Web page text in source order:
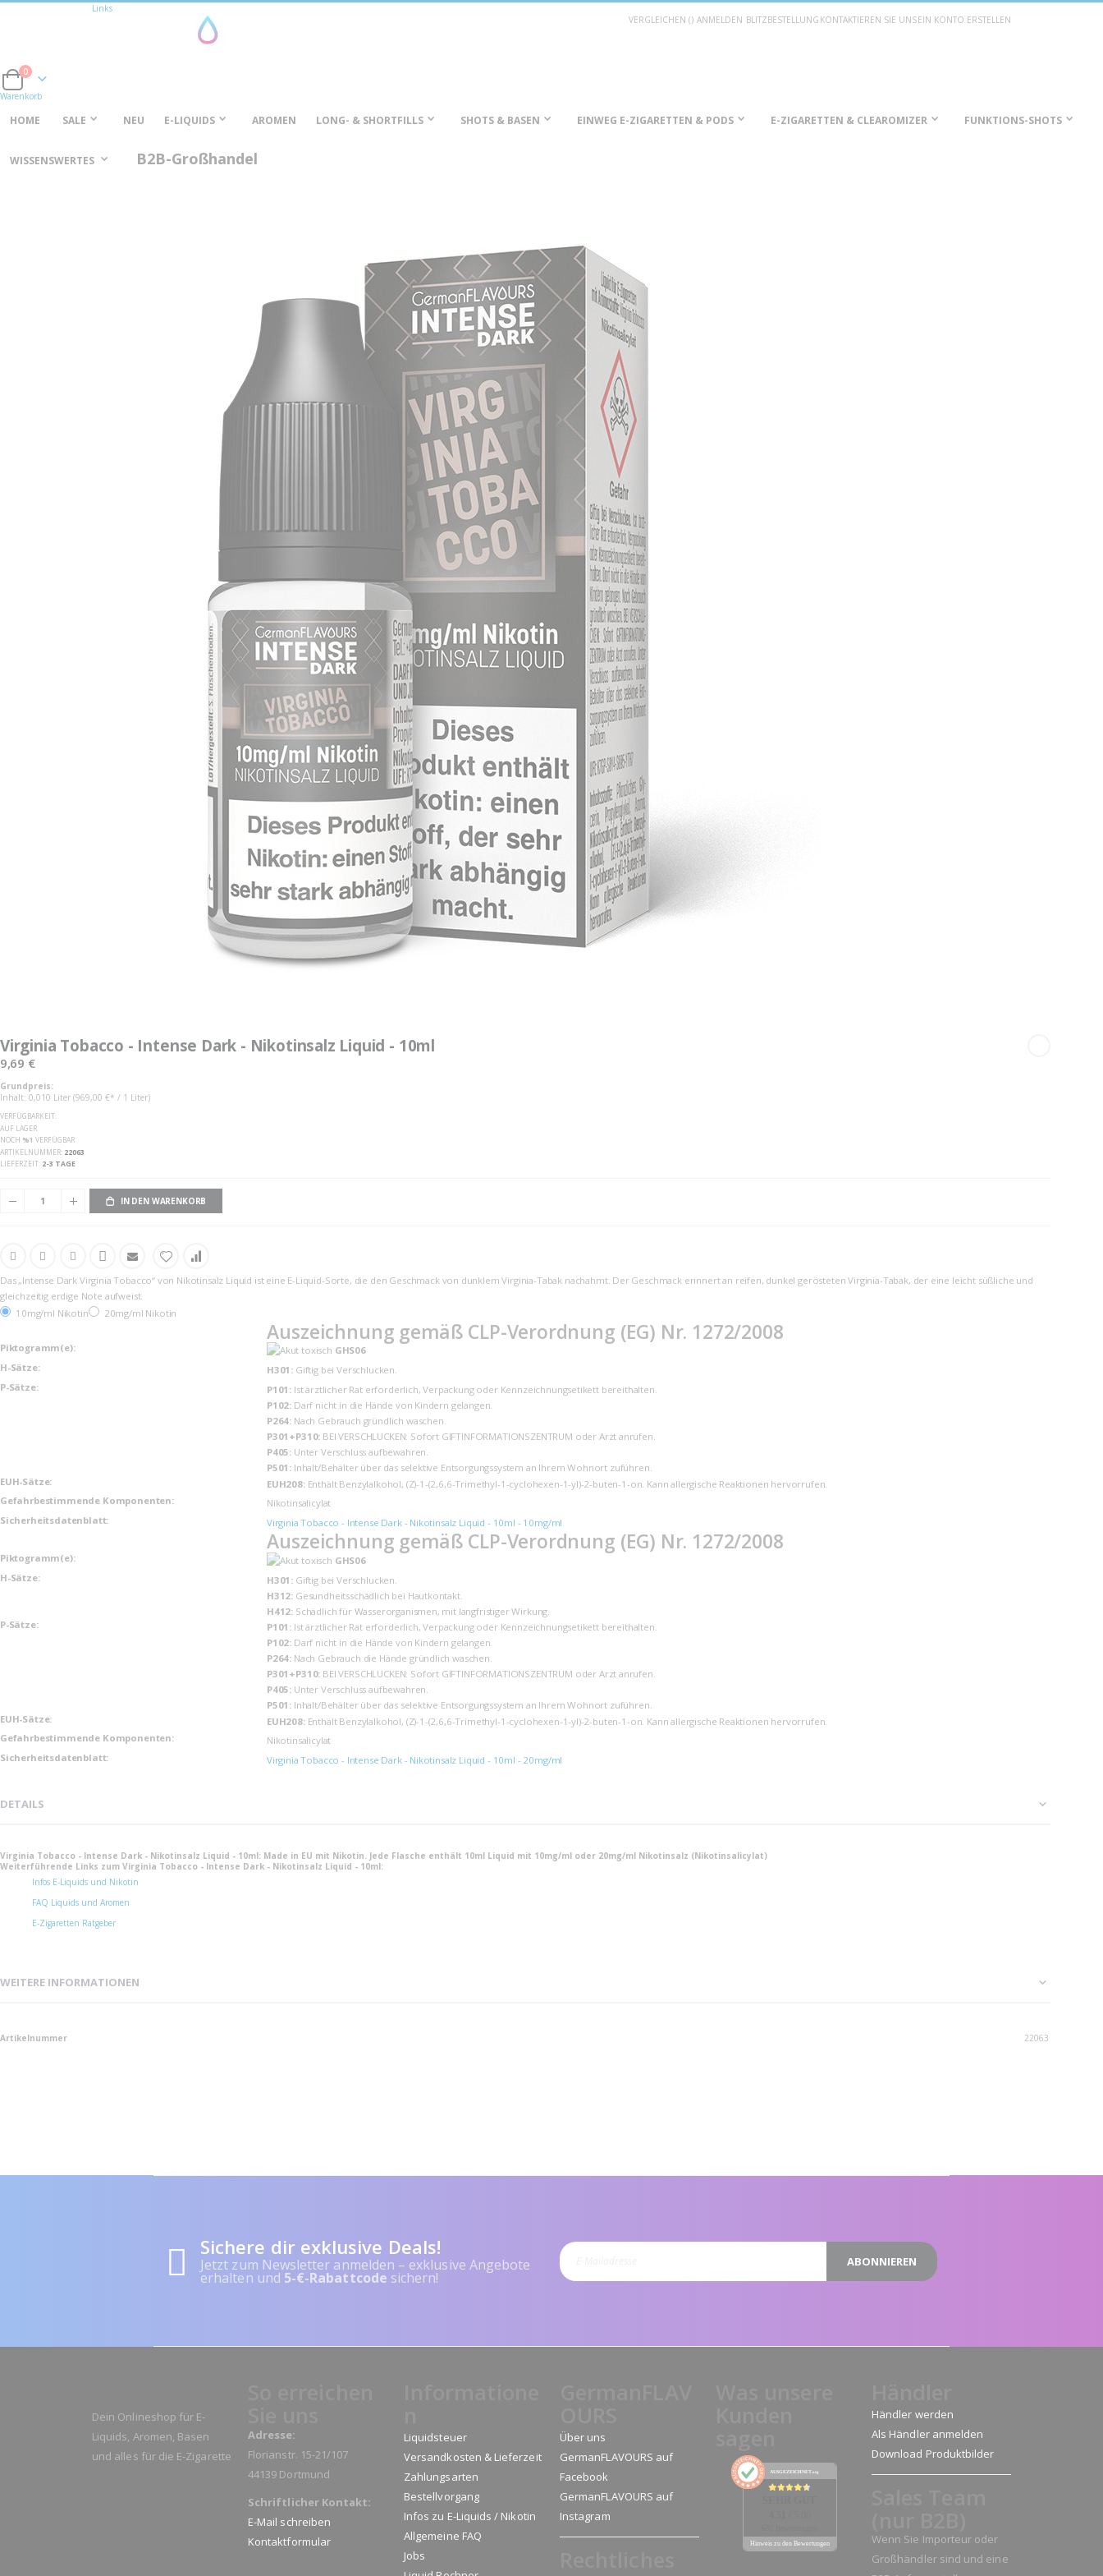
Links
VERGLEICHEN () ANMELDEN BLITZBESTELLUNG KONTAKTIEREN SIE UNSEIN KONTO ERSTELLEN
Cart
0
Warenkorb
HOME SALE NEU E-LIQUIDS AROMEN LONG- & SHORTFILLS SHOTS & BASEN EINWEG E-ZIGARETTEN & PODS E-ZIGARETTEN & CLEAROMIZER FUNKTIONS-SHOTS
WISSENSWERTES B2B-Großhandel
der
Bildgalerie
springen
Virginia Tobacco - Intense Dark - Nikotinsalz Liquid - 10ml
9,69 €
Grundpreis:
Inhalt: 0,010 Liter (969,00 €* / 1 Liter)
VERFÜGBARKEIT:
AUF LAGER
NOCH %1 VERFÜGBAR
ARTIKELNUMMER 22063
LIEFERZEIT 2-3 TAGE
IN DEN WARENKORB
Das „Intense Dark Virginia Tobacco“ von Nikotinsalz Liquid ist eine E-Liquid-Sorte, die den Geschmack von dunklem Virginia-Tabak nachahmt. Der Geschmack erinnert an reifen, dunkel gerösteten Virginia-Tabak, der eine leicht süßliche und
gleichzeitig erdige Note aufweist.
10mg/ml Nikotin
20mg/ml Nikotin
Auszeichnung gemäß CLP-Verordnung (EG) Nr. 1272/2008
Piktogramm(e):
GHS06
H-Sätze:
H301: Giftig bei Verschlucken.
P-Sätze:
P101: Ist ärztlicher Rat erforderlich, Verpackung oder Kennzeichnungsetikett bereithalten.
P102: Darf nicht in die Hände von Kindern gelangen.
P264: Nach Gebrauch gründlich waschen.
P301+P310: BEI VERSCHLUCKEN: Sofort GIFTINFORMATIONSZENTRUM oder Arzt anrufen.
P405: Unter Verschluss aufbewahren.
P501: Inhalt/Behälter über das selektive Entsorgungssystem an Ihrem Wohnort zuführen.
EUH-Sätze:
EUH208:Enthält Benzylalkohol, (Z)-1-(2,6,6-Trimethyl-1-cyclohexen-1-yl)-2-buten-1-on. Kann allergische Reaktionen hervorrufen.
Gefahrbestimmende Komponenten:
Nikotinsalicylat
Sicherheits­datenblatt:
Virginia Tobacco - Intense Dark - Nikotinsalz Liquid - 10ml - 10mg/ml
Auszeichnung gemäß CLP-Verordnung (EG) Nr. 1272/2008
Piktogramm(e):
GHS06
H-Sätze:
H301: Giftig bei Verschlucken.
H312: Gesundheitsschädlich bei Hautkontakt.
H412: Schädlich für Wasserorganismen, mit langfristiger Wirkung.
P-Sätze:
P101: Ist ärztlicher Rat erforderlich, Verpackung oder Kennzeichnungsetikett bereithalten.
P102: Darf nicht in die Hände von Kindern gelangen.
P264: Nach Gebrauch die Hände gründlich waschen.
P301+P310: BEI VERSCHLUCKEN: Sofort GIFTINFORMATIONSZENTRUM oder Arzt anrufen.
P405: Unter Verschluss aufbewahren.
P501: Inhalt/Behälter über das selektive Entsorgungssystem an Ihrem Wohnort zuführen.
EUH-Sätze:
EUH208:Enthält Benzylalkohol, (Z)-1-(2,6,6-Trimethyl-1-cyclohexen-1-yl)-2-buten-1-on. Kann allergische Reaktionen hervorrufen.
Gefahrbestimmende Komponenten:
Nikotinsalicylat
Sicherheits­datenblatt:
Virginia Tobacco - Intense Dark - Nikotinsalz Liquid - 10ml - 20mg/ml
DETAILS
Virginia Tobacco - Intense Dark - Nikotinsalz Liquid - 10ml: Made in EU mit Nikotin. Jede Flasche enthält 10ml Liquid mit 10mg/ml oder 20mg/ml Nikotinsalz (Nikotinsalicylat)
Weiterführende Links zum Virginia Tobacco - Intense Dark - Nikotinsalz Liquid - 10ml:
Infos E-Liquids und Nikotin
FAQ Liquids und Aromen
E-Zigaretten Ratgeber
WEITERE INFORMATIONEN
Weitere
Informationen
Artikelnummer 22063
Sichere dir exklusive Deals!
Jetzt zum Newsletter anmelden – exklusive Angebote
erhalten und 5-€-Rabattcode sichern!
ABONNIEREN
Dein Onlineshop für E-
Liquids, Aromen, Basen
und alles für die E-Zigarette
Adresse:
Florianstr. 15-21/107
44139 Dortmund
Schriftlicher Kontakt:
E-Mail schreiben
Kontaktformular
Liquidsteuer
Versandkosten & Lieferzeit
Zahlungsarten
Bestellvorgang
Infos zu E-Liquids / Nikotin
Allgemeine FAQ
Jobs
Über uns
GermanFLAVOURS auf
Facebook
GermanFLAVOURS auf
Instagram
AUSGEZEICHNET.org
Hinweis zu den Bewertungen
Händler werden
Als Händler anmelden
Download Produktbilder
Wenn Sie Importeur oder
Großhändler sind und eine